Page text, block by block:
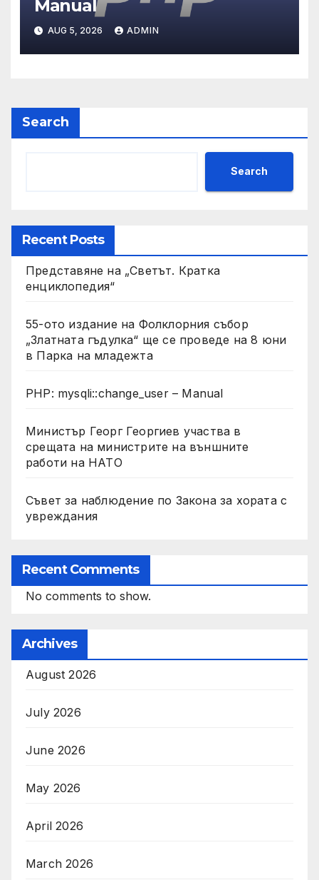
Manual
AUG 5, 2026 ADMIN
Search
Search
Recent Posts
Представяне на „Светът. Кратка
енциклопедия“
55-ото издание на Фолклорния събор
„Златната гъдулка“ ще се проведе на 8 юни
в Парка на младежта
PHP: mysqli::change_user – Manual
Министър Георг Георгиев участва в
срещата на министрите на външните
работи на НАТО
Съвет за наблюдение по Закона за хората с
увреждания
Recent Comments
No comments to show.
Archives
August 2026
July 2026
June 2026
May 2026
April 2026
March 2026